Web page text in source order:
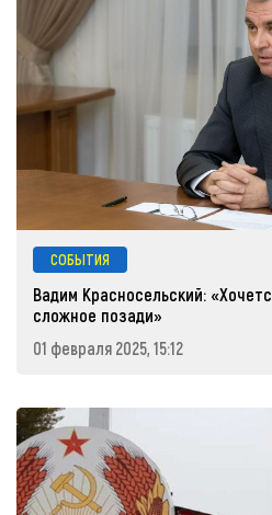
СОБЫТИЯ
Вадим Красносельский:
сложное позади»
01 февраля 2025, 15:12